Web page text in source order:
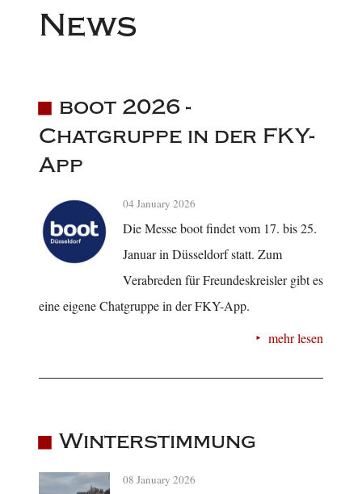
News
boot 2026 -
Chatgruppe in der FKY-
App
04 January 2026
Die Messe boot findet vom 17. bis 25.
Januar in Düsseldorf statt. Zum
Verabreden für Freundeskreisler gibt es
eine eigene Chatgruppe in der FKY-App.
mehr lesen
Winterstimmung
08 January 2026